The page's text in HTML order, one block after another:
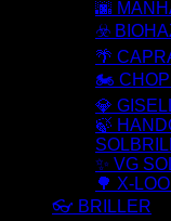
🌆
☣️
🌴
🏍️
💎
🍃
✨ VG
🌳 X-
👓 BRILLER